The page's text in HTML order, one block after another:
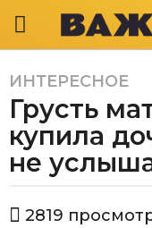
5
л
т
a
o
ИНТЕРЕСНОЕ
Грусть
купила
не
в
2819